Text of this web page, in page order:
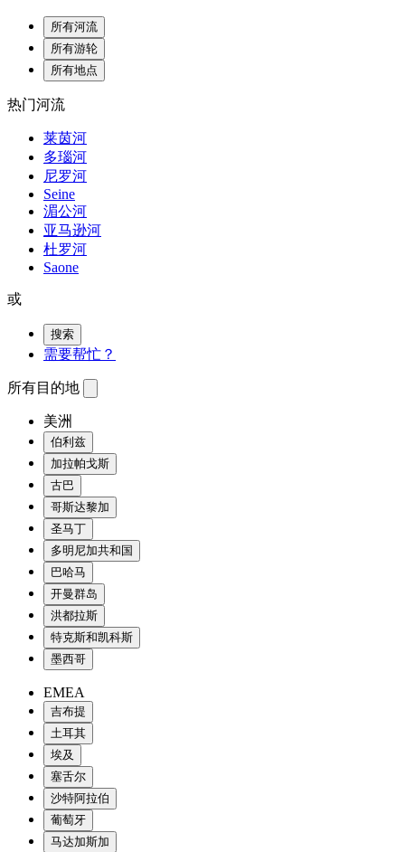
所有河流
所有游轮
所有地点
热门河流
莱茵河
多瑙河
尼罗河
Seine
湄公河
亚马逊河
杜罗河
Saone
或
搜索
需要帮忙？
所有目的地
美洲
伯利兹
加拉帕戈斯
古巴
哥斯达黎加
圣马丁
多明尼加共和国
巴哈马
开曼群岛
洪都拉斯
特克斯和凯科斯
墨西哥
EMEA
吉布提
土耳其
埃及
塞舌尔
沙特阿拉伯
葡萄牙
马达加斯加